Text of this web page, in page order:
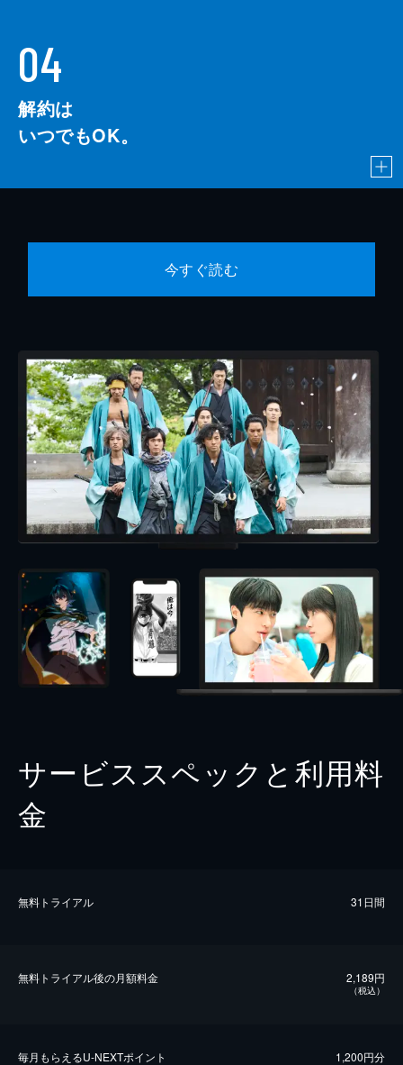
04
解約は
いつでもOK。
今すぐ読む
サービススペックと利用料
金
無料トライアル 31日間
無料トライアル後の⽉額料金 2,189円
（税込）
毎⽉もらえるU-NEXTポイント 1,200円分